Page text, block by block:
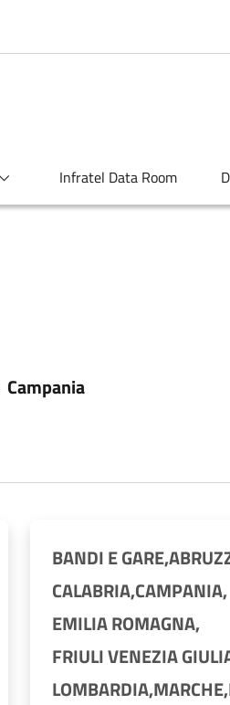
Infratel Data Room
Campania
BANDI E GARE,
CALABRIA,CAMPANIA,
EMILIA ROMAGNA,
FRIULI VENEZIA
LOMBARDIA,MARCHE,